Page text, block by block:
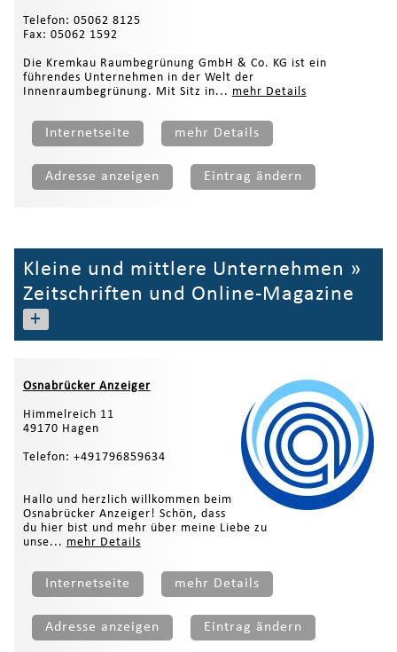
Telefon: 05062 8125
Fax: 05062 1592
Die Kremkau Raumbegrünung GmbH & Co. KG ist ein
führendes Unternehmen in der Welt der
Innenraumbegrünung. Mit Sitz in... mehr Details
Internetseite mehr Details
Adresse anzeigen Eintrag ändern
Kleine und mittlere Unternehmen »
Zeitschriften und Online-Magazine
+
Osnabrücker Anzeiger
Himmelreich 11
49170 Hagen
Telefon: +491796859634
Hallo und herzlich willkommen beim
Osnabrücker Anzeiger! Schön, dass
du hier bist und mehr über meine Liebe zu
unse... mehr Details
Internetseite mehr Details
Adresse anzeigen Eintrag ändern